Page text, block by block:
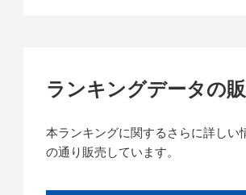
ランキングデータの
本ランキングに関するさらに詳しい
の通り販売しています。